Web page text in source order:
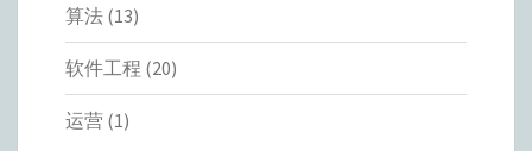
算法 (13)
软件工程 (20)
运营 (1)